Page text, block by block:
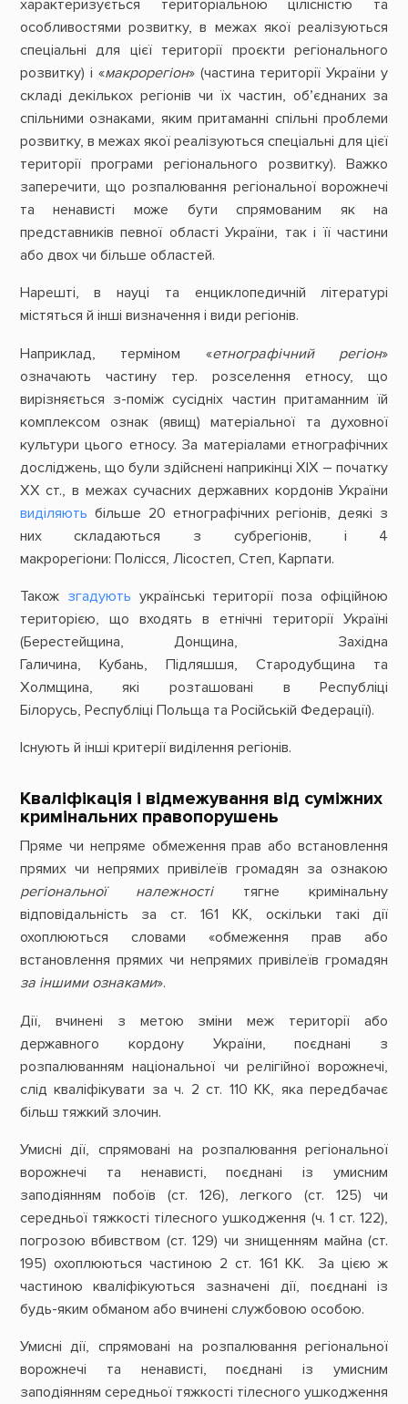
характеризується територіальною цілісністю та
особливостями розвитку, в межах якої реалізуються
спеціальні для цієї території проєкти регіонального
розвитку) і «макрорегіон» (частина території України у
складі декількох регіонів чи їх частин, об’єднаних за
спільними ознаками, яким притаманні спільні проблеми
розвитку, в межах якої реалізуються спеціальні для цієї
території програми регіонального розвитку). Важко
заперечити, що розпалювання регіональної ворожнечі
та ненависті може бути спрямованим як на
представників певної області України, так і її частини
або двох чи більше областей.
Нарешті, в науці та енциклопедичній літературі
містяться й інші визначення і види регіонів.
Наприклад, терміном «етнографічний регіон»
означають частину тер. розселення етносу, що
вирізняється з-поміж сусідніх частин притаманним їй
комплексом ознак (явищ) матеріальної та духовної
культури цього етносу. За матеріалами етнографічних
досліджень, що були здійснені наприкінці XIX – початку
XX ст., в межах сучасних державних кордонів України
виділяють більше 20 етнографічних регіонів, деякі з
них складаються з субрегіонів, і 4
макрорегіони: Полісся, Лісостеп, Степ, Карпати.
Також згадують українські території поза офіційною
територією, що входять в етнічні території Україні
(Берестейщина, Донщина, Західна
Галичина, Кубань, Підляшшя, Стародубщина та
Холмщина, які розташовані в Республіці
Білорусь, Республіці Польща та Російській Федерації).
Існують й інші критерії виділення регіонів.
Кваліфікація і відмежування від суміжних
кримінальних правопорушень
Пряме чи непряме обмеження прав або встановлення
прямих чи непрямих привілеїв громадян за ознакою
регіональної належностітягне кримінальну
відповідальність за ст. 161 КК, оскільки такі дії
охоплюються словами «обмеження прав або
встановлення прямих чи непрямих привілеїв громадян
за іншими ознаками».
Дії, вчинені з метою зміни меж території або
державного кордону України, поєднані з
розпалюванням національної чи релігійної ворожнечі,
слід кваліфікувати за ч. 2 ст. 110 КК, яка передбачає
більш тяжкий злочин.
Умисні дії, спрямовані на розпалювання регіональної
ворожнечі та ненависті, поєднані із умисним
заподіянням побоїв (ст. 126), легкого (ст. 125) чи
середньої тяжкості тілесного ушкодження (ч. 1 ст. 122),
погрозою вбивством (ст. 129) чи знищенням майна (ст.
195) охоплюються частиною 2 ст. 161 КК. За цією ж
частиною кваліфікуються зазначені дії, поєднані із
будь-яким обманом або вчинені службовою особою.
Умисні дії, спрямовані на розпалювання регіональної
ворожнечі та ненависті, поєднані із умисним
заподіянням середньої тяжкості тілесного ушкодження